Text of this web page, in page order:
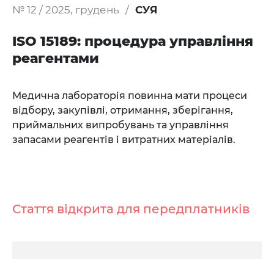
№ 12 / 2025, грудень СУЯ
ISO 15189: процедура управління
реагентами
Медична лабораторія повинна мати процеси
відбору, закупівлі, отримання, зберігання,
приймальних випробувань та управління
запасами реагентів і витратних матеріалів.
Стаття відкрита для передплатників